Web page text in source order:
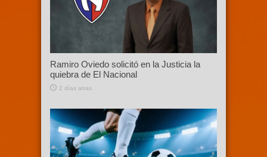
Ramiro Oviedo solicitó en la Justicia la
quiebra de El Nacional
2 días atras